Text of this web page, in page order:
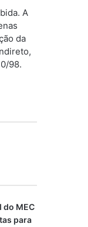
A
da
98.
do MEC
para